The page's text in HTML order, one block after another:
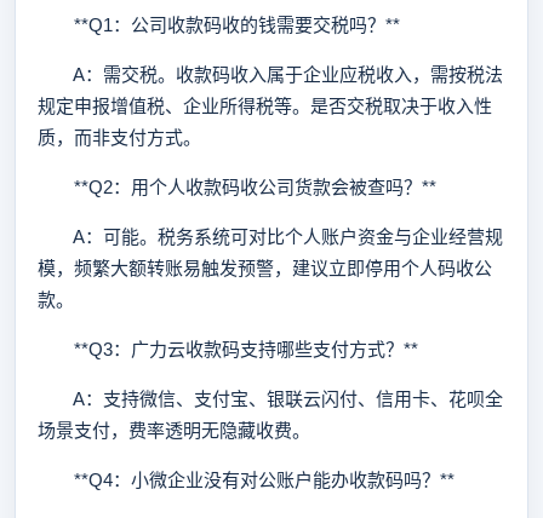
**Q1：公司收款码收的钱需要交税吗？**
A：需交税。收款码收入属于企业应税收入，需按税法
规定申报增值税、企业所得税等。是否交税取决于收入性
质，而非支付方式。
**Q2：用个人收款码收公司货款会被查吗？**
A：可能。税务系统可对比个人账户资金与企业经营规
模，频繁大额转账易触发预警，建议立即停用个人码收公
款。
**Q3：广力云收款码支持哪些支付方式？**
A：支持微信、支付宝、银联云闪付、信用卡、花呗全
场景支付，费率透明无隐藏收费。
**Q4：小微企业没有对公账户能办收款码吗？**